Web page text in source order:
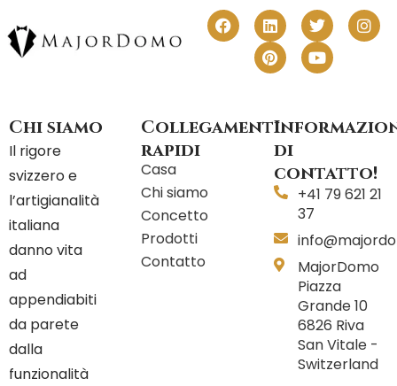
F
a
k
L
i
n
k
n
T
w
i
t
I
n
a
P
i
n
t
s
t
Y
o
u
t
Chi siamo
Il rigore
svizzero e
l’artigianalità
italiana
danno vita
ad
appendiabiti
da parete
dalla
funzionalità
Collegamenti
rapidi
Casa
Chi siamo
Concetto
Prodotti
Contatto
di
contatto!
+41 79 621 21
37
MajorDomo
Piazza
Grande 10
6826 Riva
San Vitale -
Switzerland